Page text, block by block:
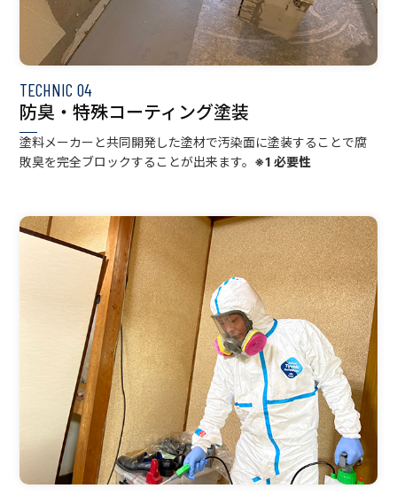
TECHNIC 04
防臭・特殊コーティング塗装
塗料メーカーと共同開発した塗材で汚染面に塗装することで腐
敗臭を完全ブロックすることが出来ます。 ※1 必要性